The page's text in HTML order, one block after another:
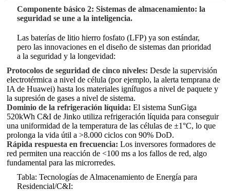
Componente básico 2: Sistemas de almacenamiento: la
seguridad se une a la inteligencia.
Las baterías de litio hierro fosfato (LFP) ya son estándar,
pero las innovaciones en el diseño de sistemas dan prioridad
a la seguridad y la longevidad:
Protocolos de seguridad de cinco niveles: Desde la supervisión
electrotérmica a nivel de célula (por ejemplo, la alerta temprana de
IA de Huawei) hasta los materiales ignífugos a nivel de paquete y
la supresión de gases a nivel de sistema.
Dominio de la refrigeración líquida: El sistema SunGiga
520kWh C&I de Jinko utiliza refrigeración líquida para conseguir
una uniformidad de la temperatura de las células de ±1°C, lo que
prolonga la vida útil a >8.000 ciclos con 90% DoD.
Rápida respuesta en frecuencia: Los inversores formadores de
red permiten una reacción de <100 ms a los fallos de red, algo
fundamental para las microrredes.
Tabla: Tecnologías de Almacenamiento de Energía para
Residencial/C&I: